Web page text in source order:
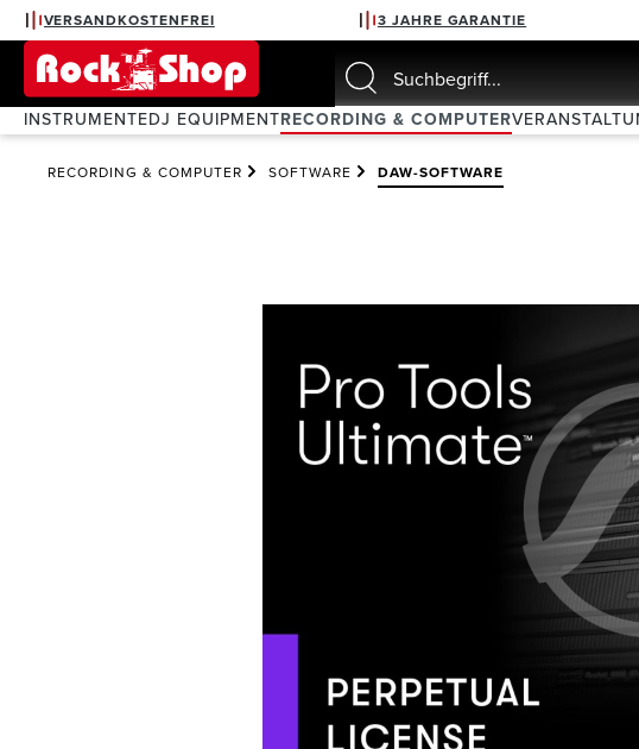
Zur Hauptnavigation springen
VERSANDKOSTENFREI 3 JAHRE GARANTIE
INSTRUMENTEDJ EQUIPMENTRECORDING & COMPUTER
RECORDING & COMPUTER SOFTWARE DAW-SOFTWARE